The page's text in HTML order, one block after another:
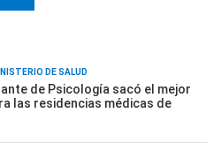
DE SALUD
de Psicología sacó el mejor
las residencias médicas de